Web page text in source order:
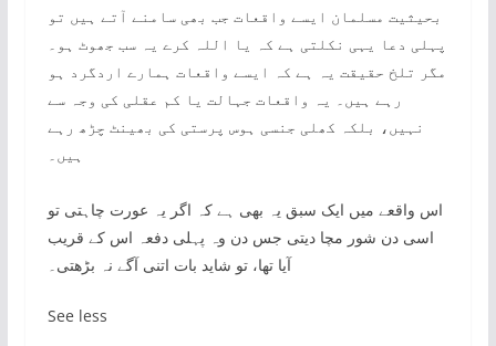
بحیثیت مسلمان ایسے واقعات جب بھی سامنے آتے ہیں تو
پہلی دعا یہی نکلتی ہے کہ یا اللہ کرے یہ سب جھوٹ ہو۔
مگر تلخ حقیقت یہ ہے کہ ایسے واقعات ہمارے اردگرد ہو
رہے ہیں۔ یہ واقعات جہالت یا کم عقلی کی وجہ سے
نہیں، بلکہ کھلی جنسی ہوس پرستی کی بھینٹ چڑھ رہے
ہیں۔
اس واقعے میں ایک سبق یہ بھی ہے کہ اگر یہ عورت چاہتی تو
اسی دن شور مچا دیتی جس دن وہ پہلی دفعہ اس کے قریب
آیا تھا، تو شاید بات اتنی آگے نہ بڑھتی۔
See less